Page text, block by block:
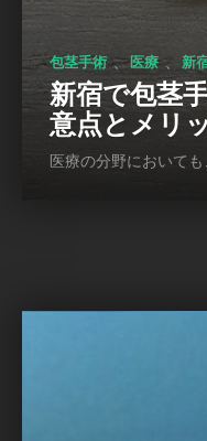
包茎手術 、医療 新
新宿で包茎
意点とメリ
医療の分野において